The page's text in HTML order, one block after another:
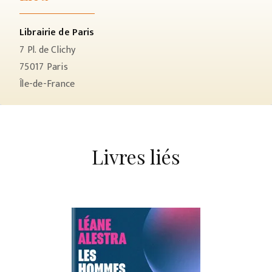
Librairie de Paris
7 Pl. de Clichy
75017 Paris
Île-de-France
Livres liés